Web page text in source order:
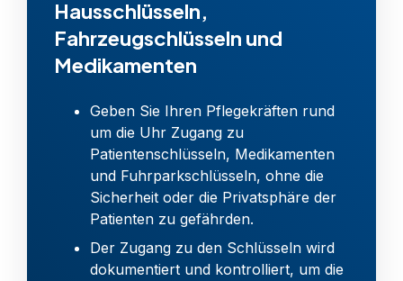
Hausschlüsseln,
Fahrzeugschlüsseln und
Medikamenten
Geben Sie Ihren Pflegekräften rund
um die Uhr Zugang zu
Patientenschlüsseln, Medikamenten
und Fuhrparkschlüsseln, ohne die
Sicherheit oder die Privatsphäre der
Patienten zu gefährden.
Der Zugang zu den Schlüsseln wird
dokumentiert und kontrolliert, um die